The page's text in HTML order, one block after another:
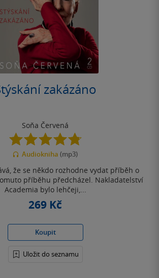
zakázáno
Soňa Červená
4.8
z
5
Audiokniha (mp3)
že se někdo rozhodne vydat příběh o
příběhu předcházel. Nakladatelství
Academia bylo lehčeji,...
269 Kč
Koupit
Uložit do seznamu